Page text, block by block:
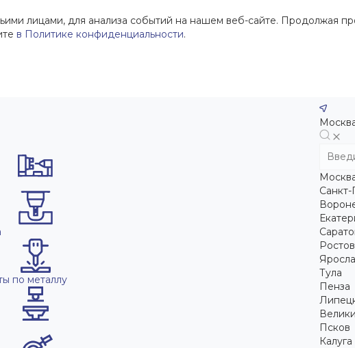
лицами, для анализа событий на нашем веб-сайте. Продолжая
в Политике конфиденциальности.
по металлу
Тула
Пенза
Псков
Калуга